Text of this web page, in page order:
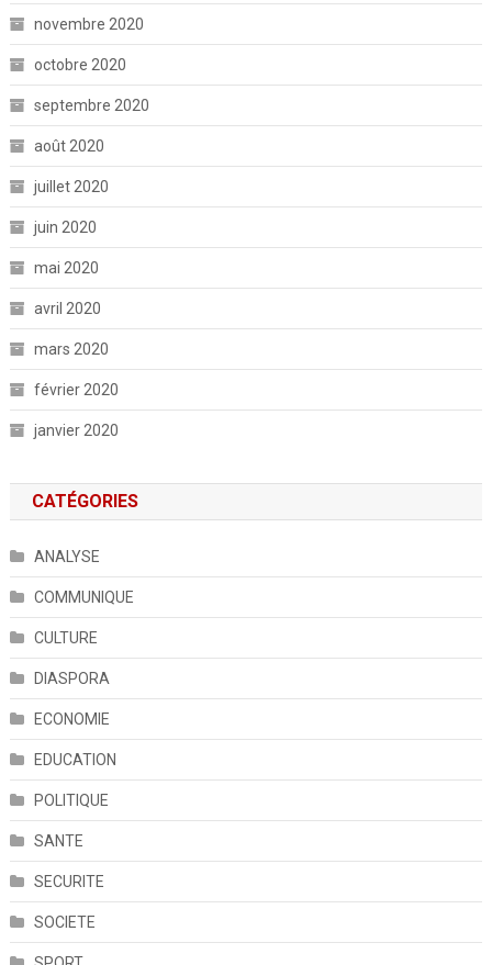
novembre 2020
octobre 2020
septembre 2020
août 2020
juillet 2020
juin 2020
mai 2020
avril 2020
mars 2020
février 2020
janvier 2020
CATÉGORIES
ANALYSE
COMMUNIQUE
CULTURE
DIASPORA
ECONOMIE
EDUCATION
POLITIQUE
SANTE
SECURITE
SOCIETE